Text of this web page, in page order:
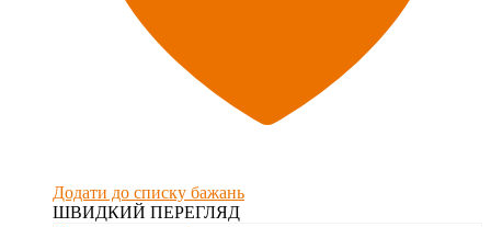
Додати до списку бажань
ШВИДКИЙ ПЕРЕГЛЯД